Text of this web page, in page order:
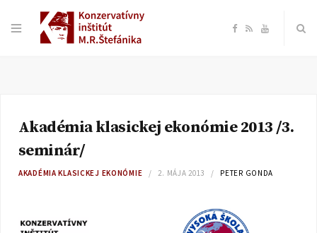
F
e
b
R Y
T
u
Akadémia klasickej ekonómie 2013 /3.
seminár/
AKADÉMIA KLASICKEJ EKONÓMIE 2. MÁJA 2013 PETER GONDA